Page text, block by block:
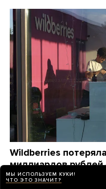
Wildberries
миллиардов рублей
дронов. Компания
МЫ ИСПОЛЬЗУЕМ КУКИ!
ЧТО ЭТО ЗНАЧИТ?